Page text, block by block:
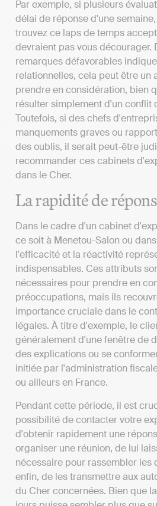
Par exemple, si plusieurs
délai de réponse d'une
trouvez ce laps de temps
devraient pas vous décourager.
remarques défavorables
relationnelles, cela peut être un
prendre en considération, bien
résulter simplement d'un conflit
Toutefois, si des chefs
manquements graves ou
des oublis, il serait peut-être
recommander ces cabinets
dans le Cher.
La rapidité de
Dans le cadre d'un cabinet
ce soit à Menetou-Salon ou
l'efficacité et la réactivité
indispensables. Ces attributs
nécessaires pour prendre en
préoccupations, mais ils
importance cruciale dans le
légales. À titre d'exemple, le
généralement d'une fenêtre de
des explications ou se
initiée par l'administration
ou ailleurs en France.
Pendant cette période, il est
possibilité de contacter votre
d'obtenir rapidement une
organiser une réunion, de lui
nécessaire pour rassembler les
enfin, de les transmettre aux
du Cher concernées. Bien que